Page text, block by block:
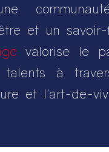
et un
valorise le
à
et l’art-de-